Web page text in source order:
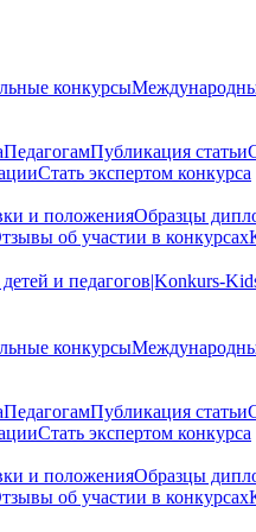
конкурсы
ПедагогамПубликация статьи
Стать экспертом конкурса
и положенияОбразцы
об участии в конкурсах
конкурсы
ПедагогамПубликация статьи
Стать экспертом конкурса
и положенияОбразцы
об участии в конкурсах